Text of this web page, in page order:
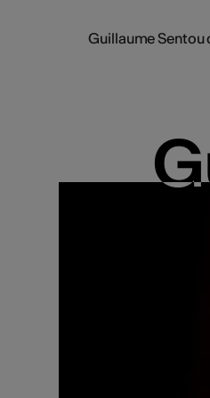
Guillaume Sentou